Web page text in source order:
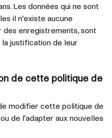
Les données qui ne sont
il n'existe aucune
enregistrements, sont
justification de leur
de cette politique de
modifier cette politique de
de l'adapter aux nouvelles